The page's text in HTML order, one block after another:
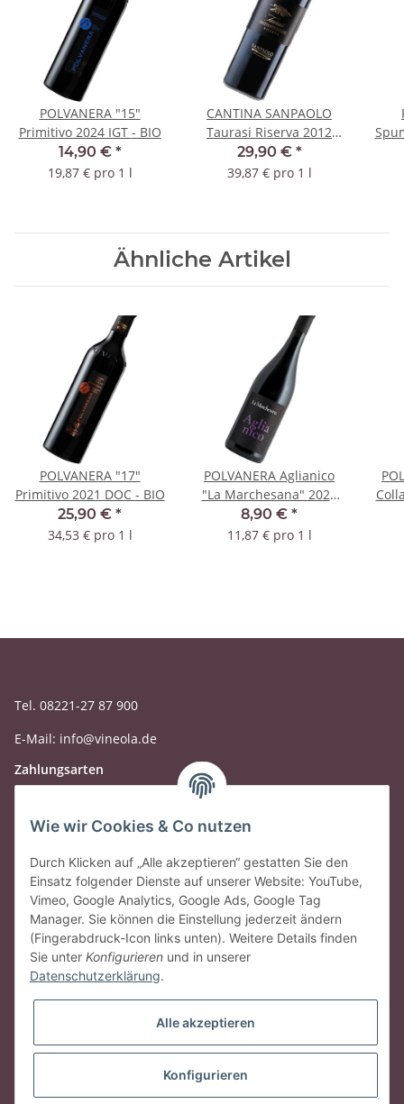
POLVANERA "15"
Primitivo 2024 IGT - BIO
14,90 € *
19,87 € pro 1 l
CANTINA SANPAOLO
Taurasi Riserva 2012
DOCG
29,90 € *
39,87 € pro 1 l
Ähnliche Artikel
POLVANERA "17"
Primitivo 2021 DOC - BIO
25,90 € *
34,53 € pro 1 l
POLVANERA Aglianico
"La Marchesana" 2021
IGT - BIO
8,90 € *
11,87 € pro 1 l
Tel. 08221-27 87 900
E-Mail: info@vineola.de
Zahlungsarten
Vertrag widerrufen
Wie wir Cookies & Co nutzen
Durch Klicken auf „Alle akzeptieren“ gestatten Sie den
Einsatz folgender Dienste auf unserer Website: YouTube,
Vimeo, Google Analytics, Google Ads, Google Tag
Manager. Sie können die Einstellung jederzeit ändern
(Fingerabdruck-Icon links unten). Weitere Details finden
Sie unter Konfigurieren und in unserer
Datenschutzerklärung.
Alle akzeptieren
Konfigurieren